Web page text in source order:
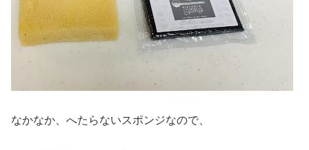
なかなか、へたらないスポンジなので、